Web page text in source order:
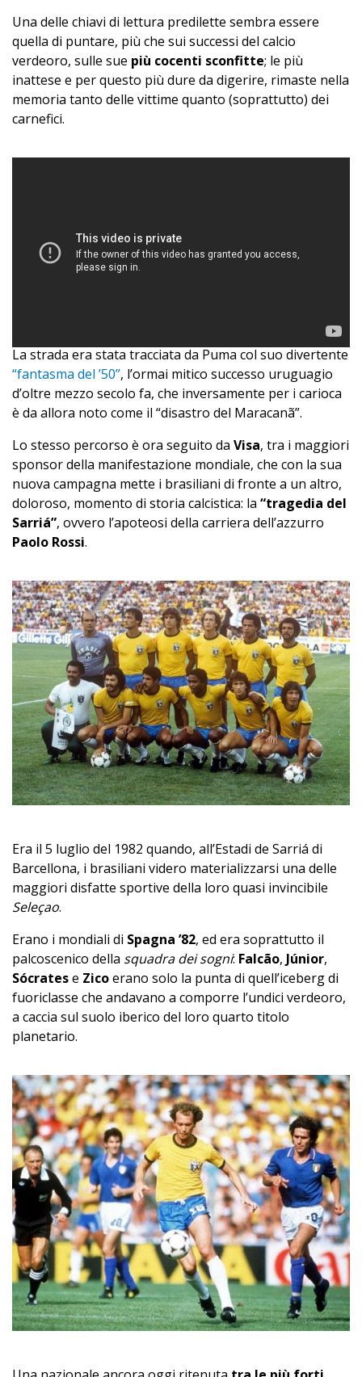
Una delle chiavi di lettura predilette sembra essere
quella di puntare, più che sui successi del calcio
verdeoro, sulle sue più cocenti sconfitte; le più
inattese e per questo più dure da digerire, rimaste nella
memoria tanto delle vittime quanto (soprattutto) dei
carnefici.
La strada era stata tracciata da Puma col suo divertente
“fantasma del ’50”, l’ormai mitico successo uruguagio
d’oltre mezzo secolo fa, che inversamente per i carioca
è da allora noto come il “disastro del Maracanã”.
Lo stesso percorso è ora seguito da Visa, tra i maggiori
sponsor della manifestazione mondiale, che con la sua
nuova campagna mette i brasiliani di fronte a un altro,
doloroso, momento di storia calcistica: la “tragedia del
Sarriá”, ovvero l’apoteosi della carriera dell’azzurro
Paolo Rossi.
Era il 5 luglio del 1982 quando, all’Estadi de Sarriá di
Barcellona, i brasiliani videro materializzarsi una delle
maggiori disfatte sportive della loro quasi invincibile
Seleçao.
Erano i mondiali di Spagna ’82, ed era soprattutto il
palcoscenico della squadra dei sogni: Falcão, Júnior,
Sócratese Zicoerano solo la punta di quell’iceberg di
fuoriclasse che andavano a comporre l’undici verdeoro,
a caccia sul suolo iberico del loro quarto titolo
planetario.